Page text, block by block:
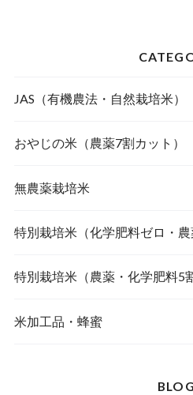
JAS（有機農法・自然栽培米）
山形東置賜 つや姫（有機栽培
山形庄内 ミルキークィーン（
北海道産 おぼろづき（自然栽
北海道産 ななつぼし（自然栽
島根松江きぬむすめ(有機栽培
おやじの米（農薬7割カット）
おやじの米 山形鶴岡産 雪若丸
【完売】おやじの米 山形鶴
おやじの米 山形鶴岡産つや
おやじの米 山形鶴岡産こし
無農薬栽培米
宮崎県産 太陽米ミルキークィ
【完売】島根奥出雲産 櫛名田
【完売】新潟燕産 こしひかり
特別栽培米（化学肥料ゼロ・農
風さやか（長野）
JAたじま コウノトリ育むお米
山形県庄内 ミルキークイーン
特別栽培米（農薬・化学肥料5
新潟佐渡産 こしひかり
米加工品・蜂蜜
BLOG